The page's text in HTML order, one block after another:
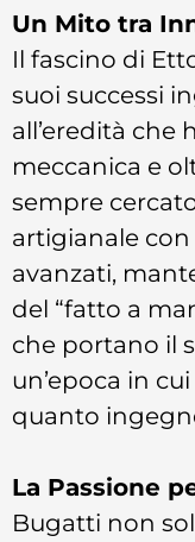
Un Mito tra
Il fascino di
suoi successi
all’eredità che
meccanica e
sempre
artigianale
avanzati,
del “fatto a
che portano il
un’epoca in
quanto
La Passione
Bugatti non